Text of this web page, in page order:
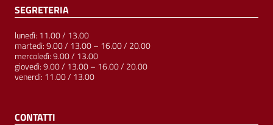
SEGRETERIA
lunedì: 11.00 / 13.00
martedì: 9.00 / 13.00 – 16.00 / 20.00
mercoledì: 9.00 / 13.00
giovedì: 9.00 / 13.00 – 16.00 / 20.00
venerdì: 11.00 / 13.00
CONTATTI